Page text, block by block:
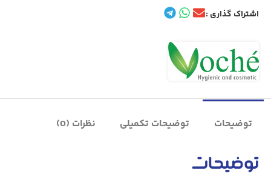
اشتراک گذاری :
توضیحات توضیحات تکمیلی نظرات (0)
توضیحات